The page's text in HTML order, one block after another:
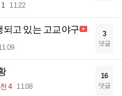
11:22
되고 있는 고교야구 3
댓글
4 11:08
16
댓글